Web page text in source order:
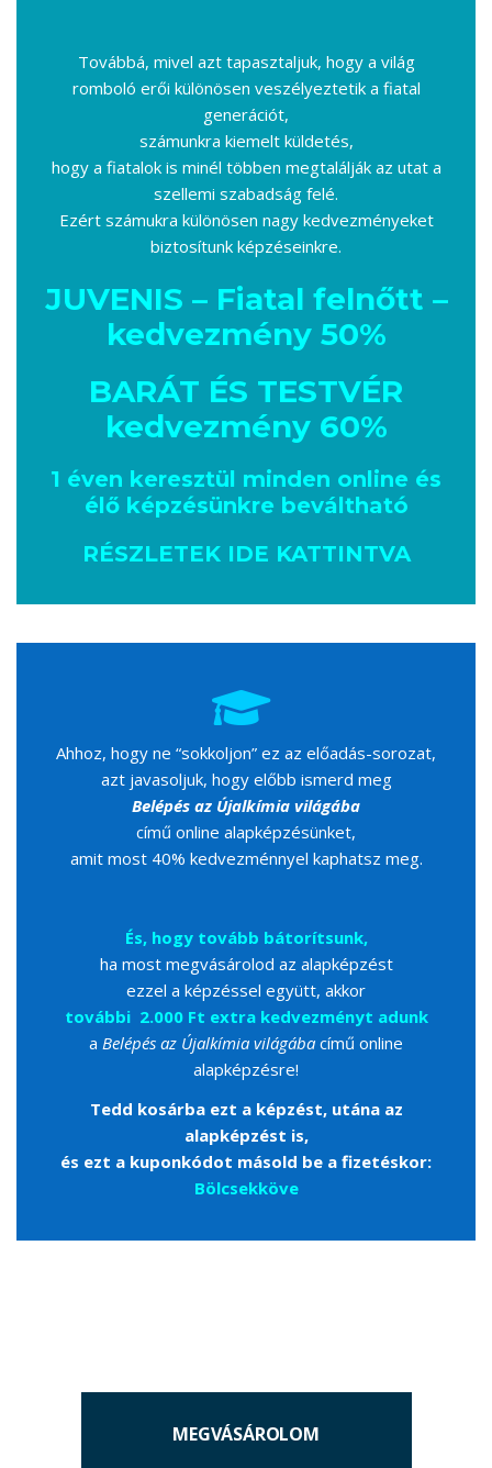
Továbbá, mivel azt tapasztaljuk, hogy a világ
romboló erői különösen veszélyeztetik a fiatal
generációt,
számunkra kiemelt küldetés,
hogy a fiatalok is minél többen megtalálják az utat a
szellemi szabadság felé.
Ezért számukra különösen nagy kedvezményeket
biztosítunk képzéseinkre.
JUVENIS – Fiatal felnőtt –
kedvezmény 50%
BARÁT ÉS TESTVÉR
kedvezmény 60%
1 éven keresztül minden online és
élő képzésünkre beváltható
RÉSZLETEK IDE KATTINTVA
Ahhoz, hogy ne “sokkoljon” ez az előadás-sorozat,
azt javasoljuk, hogy előbb ismerd meg
Belépés az Újalkímia világába
című online alapképzésünket,
amit most 40% kedvezménnyel kaphatsz meg.
És, hogy tovább bátorítsunk,
ha most megvásárolod az alapképzést
ezzel a képzéssel együtt, akkor
további 2.000 Ft extra kedvezményt adunk
a Belépés az Újalkímia világába című online
alapképzésre!
Tedd kosárba ezt a képzést, utána az
alapképzést is,
és ezt a kuponkódot másold be a fizetéskor:
Bölcsekköve
MEGVÁSÁROLOM